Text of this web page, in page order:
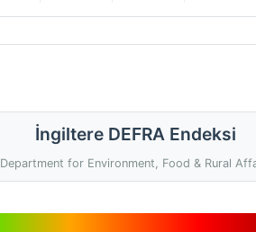
İngiltere DEFRA Endeksi
Department for Environment, Food & Rural